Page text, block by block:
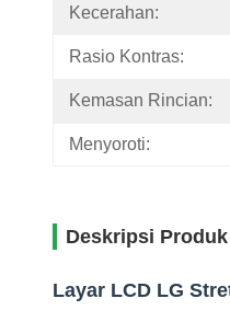
Kecerahan:
Rasio Kontras:
Kemasan Rincian:
Menyoroti:
Deskripsi Produk
Layar LCD LG